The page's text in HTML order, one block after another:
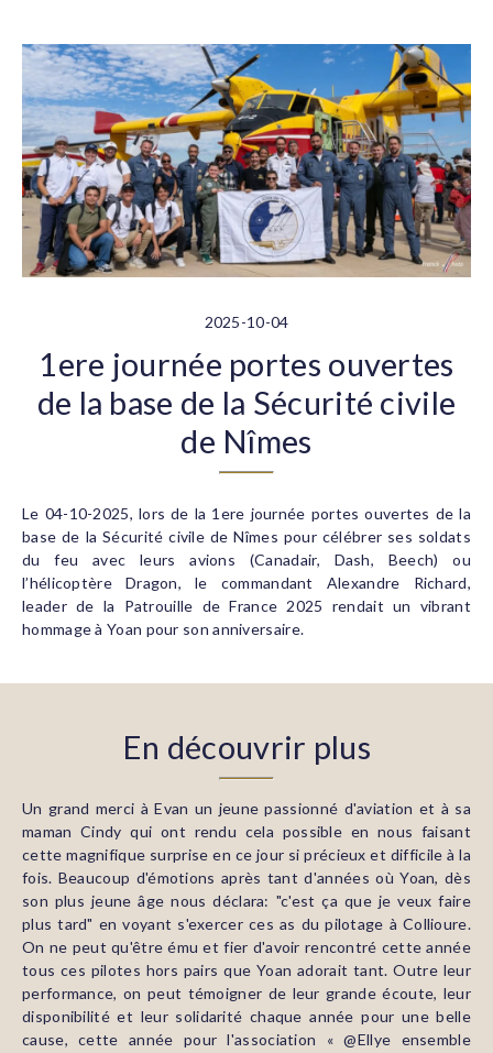
2025-10-04
1ere journée portes ouvertes
de la base de la Sécurité civile
de Nîmes
Le 04-10-2025, lors de la 1ere journée portes ouvertes de la
base de la Sécurité civile de Nîmes pour célébrer ses soldats
du feu avec leurs avions (Canadair, Dash, Beech) ou
l’hélicoptère Dragon, le commandant Alexandre Richard,
leader de la Patrouille de France 2025 rendait un vibrant
hommage à Yoan pour son anniversaire.
En découvrir plus
Un grand merci à Evan un jeune passionné d'aviation et à sa
maman Cindy qui ont rendu cela possible en nous faisant
cette magnifique surprise en ce jour si précieux et difficile à la
fois. Beaucoup d'émotions après tant d'années où Yoan, dès
son plus jeune âge nous déclara: "c'est ça que je veux faire
plus tard" en voyant s'exercer ces as du pilotage à Collioure.
On ne peut qu'être ému et fier d'avoir rencontré cette année
tous ces pilotes hors pairs que Yoan adorait tant. Outre leur
performance, on peut témoigner de leur grande écoute, leur
disponibilité et leur solidarité chaque année pour une belle
cause, cette année pour l'association « @Ellye ensemble